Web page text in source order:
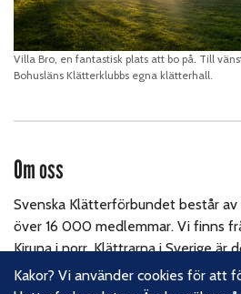
Villa Bro, en fantastisk plats att bo på. Till
Bohusläns Klätterklubbs egna klätterhall.
Om oss
Svenska Klätterförbundet består
över 16 000 medlemmar. Vi finns
Kiruna i norr. Klättrarna i Sverige är
för din talan, oavsett om du är
Kakor? Vi använder cookies för att